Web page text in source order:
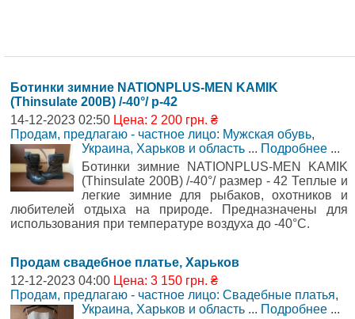
Ботинки зимние NATIONPLUS-MEN KAMIK
(Thinsulate 200B) /-40°/ р-42
14-12-2023 02:50 Цена: 2 200 грн. ₴
Продам, предлагаю - частное лицо: Мужская обувь,
Украина, Харьков и область ... Подробнее ...
Ботинки зимние NATIONPLUS-MEN KAMIK
(Thinsulate 200B) /-40°/ размер - 42 Теплые и
легкие зимние для рыбаков, охотников и
любителей отдыха на природе. Предназначены для
использования при температуре воздуха до -40°С.
Продам свадебное платье, Харьков
12-12-2023 04:00 Цена: 3 150 грн. ₴
Продам, предлагаю - частное лицо: Свадебные платья,
Украина, Харьков и область ... Подробнее ...